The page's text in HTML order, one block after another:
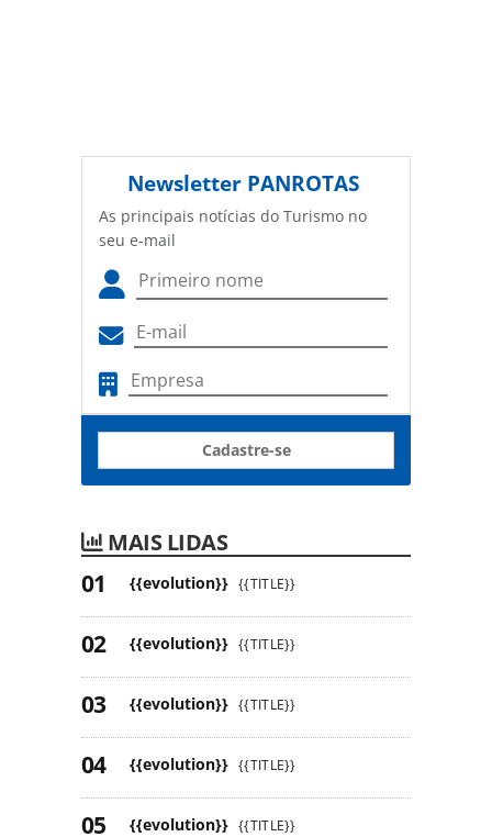
Newsletter PANROTAS
As principais notícias do Turismo no
seu e-mail
Cadastre-se
MAIS LIDAS
{{evolution}} {{TITLE}}
{{evolution}} {{TITLE}}
{{evolution}} {{TITLE}}
{{evolution}} {{TITLE}}
{{evolution}} {{TITLE}}